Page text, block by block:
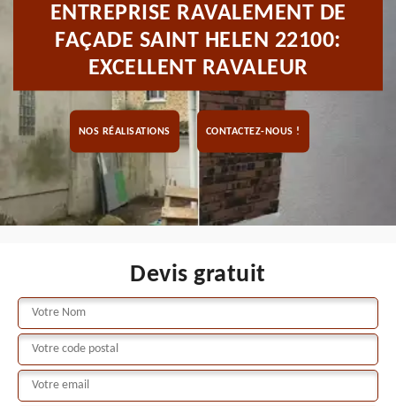
ENTREPRISE RAVALEMENT DE
FAÇADE SAINT HELEN 22100:
EXCELLENT RAVALEUR
NOS RÉALISATIONS CONTACTEZ-NOUS !
Devis gratuit